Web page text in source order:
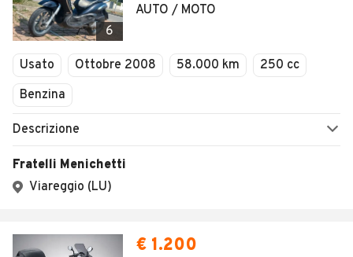
6
AUTO / MOTO
Usato Ottobre 2008 58.000 km
250 cc
Benzina
Descrizione
Fratelli Menichetti
Viareggio (LU)
€ 1.200